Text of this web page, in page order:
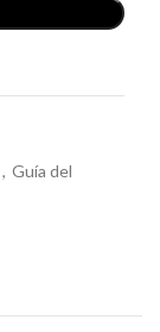
, Guía del